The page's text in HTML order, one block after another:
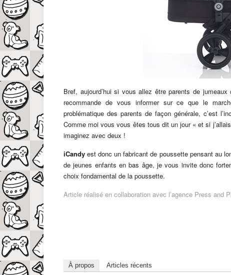
Bref, aujourd’hui si vous allez être parents de
recommande de vous informer sur ce que le
problématique des parents de façon générale, c’est
Comme moi vous vous êtes tous dit un jour « et si
imaginez avec deux !
iCandy est donc un fabricant de poussette pensant au
de jeunes enfants en bas âge, je vous invite donc
choix fondamental de la poussette.
Article réalisé en collaboration avec l’agence Press and
À propos Articles récents